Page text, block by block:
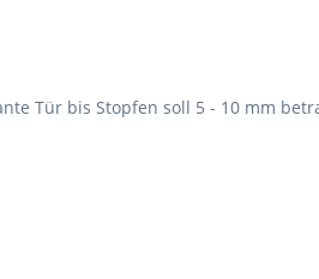
Tür bis Stopfen soll 5 - 10 mm